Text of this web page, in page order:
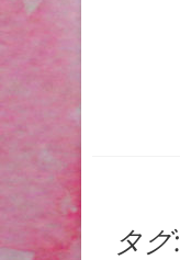
タグ: